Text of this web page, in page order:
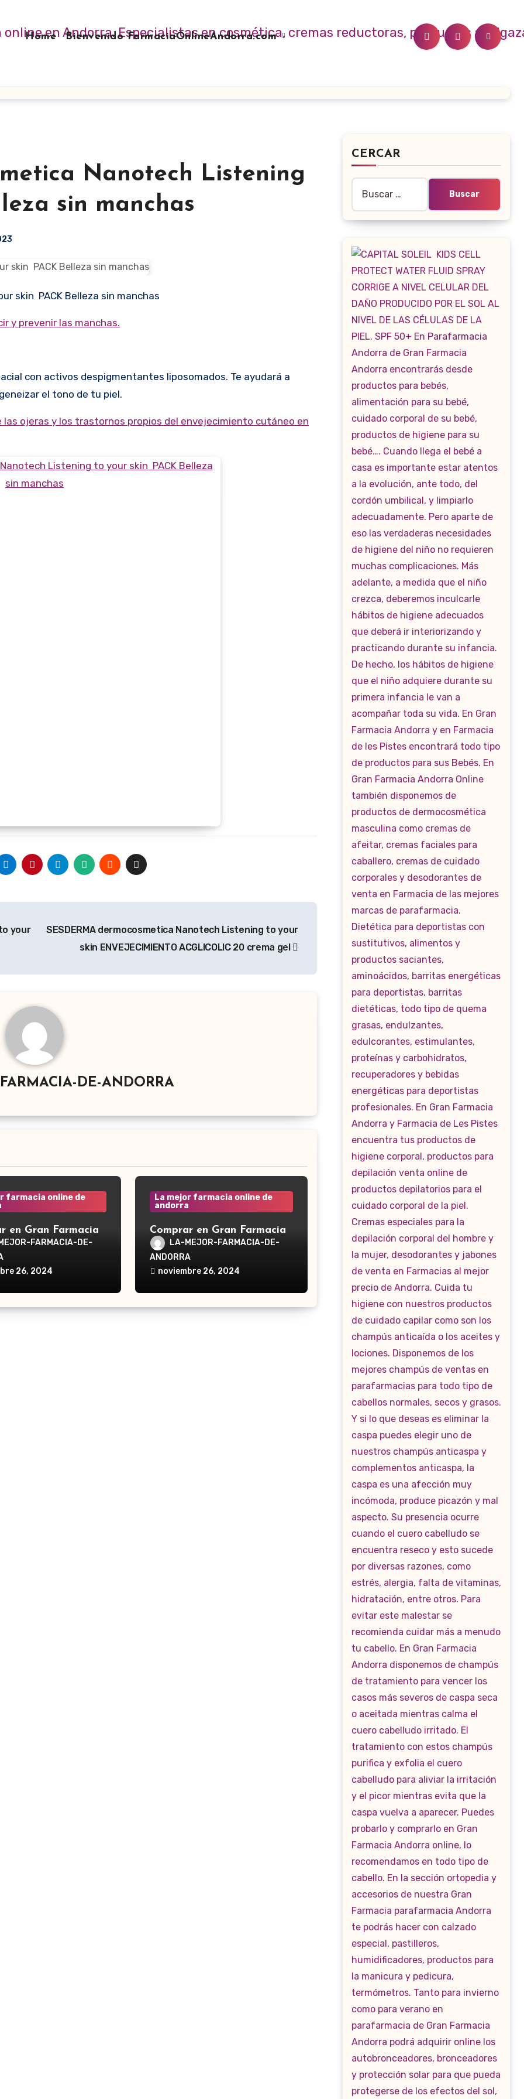
Home Bienvenido FarmaciaOnlineAndorra.com
Nanotech Listening
sin manchas
skin PACK Belleza sin manchas
y prevenir las manchas.
con activos despigmentantes liposomados. Te ayudará a
el tono de tu piel.
las ojeras y los trastornos propios del envejecimiento cutáneo en
your
SESDERMA dermocosmetica Nanotech Listening to your
skin ENVEJECIMIENTO ACGLICOLIC 20 crema gel
DE-ANDORRA
farmacia online de
en Gran Farmacia
Waterpik®
Traveler WP-300
FARMACIA-DE-
26, 2024
La mejor farmacia online de
andorra
Comprar en Gran Farmacia
Andorra Waterpik®
Irrigador Ultra Plus WP-160
LA-MEJOR-FARMACIA-DE-
ANDORRA
noviembre 26, 2024
CERCAR